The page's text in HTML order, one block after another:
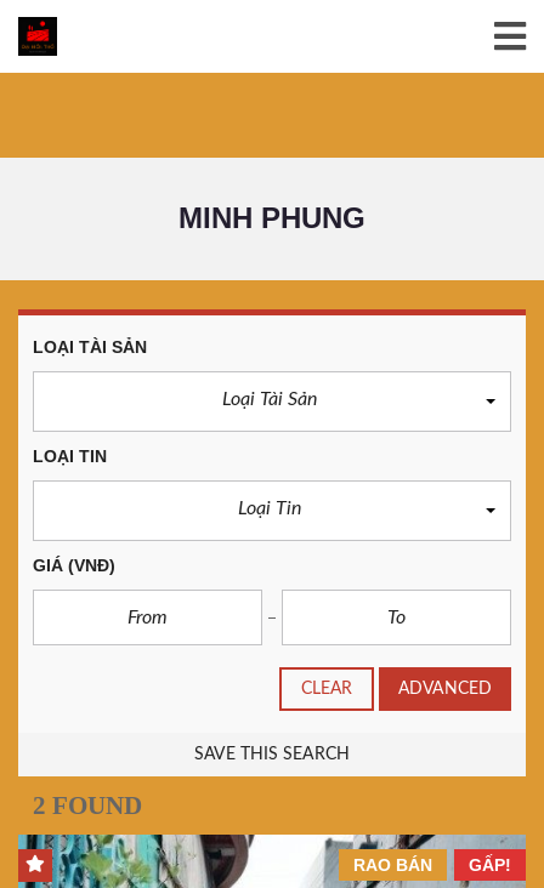
MINH PHUNG
LOẠI TÀI SẢN
Loại Tài Sản
LOẠI TIN
Loại Tin
GIÁ (VNĐ)
CLEAR ADVANCED
SAVE THIS SEARCH
2 FOUND
GẤP!
RAO BÁN